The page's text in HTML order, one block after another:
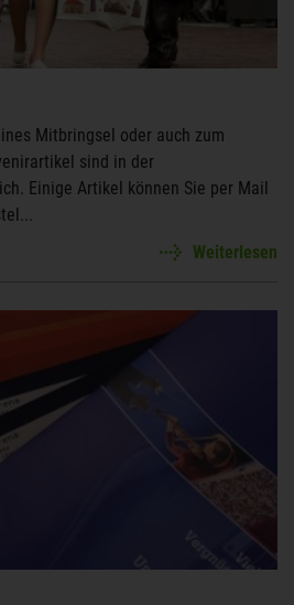
Mitbringsel oder auch zum
sind in der
Einige Artikel können Sie per Mail
Weiterlesen